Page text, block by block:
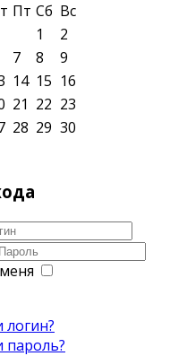
Пт Сб Вс
1
2
7 8
9
14 15 16
21 22 23
28 29 30
логин?
пароль?